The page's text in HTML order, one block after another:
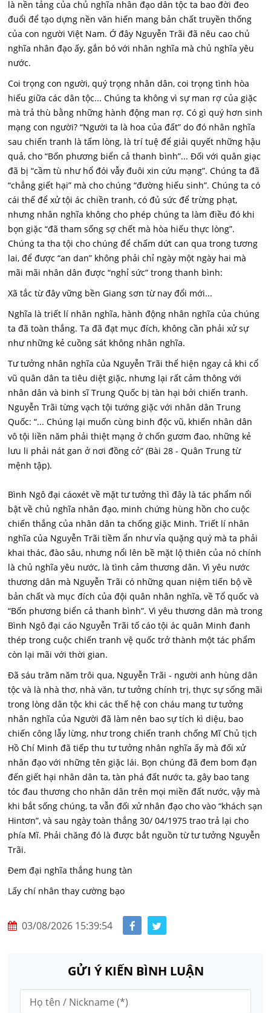
là nền tảng của chủ nghĩa nhân đạo dân tộc ta bao đời đeo
đuổi để tạo dựng nền văn hiến mang bản chất truyền thống
của con người Việt Nam. Ớ đây Nguyễn Trãi đã nêu cao chủ
nghĩa nhân đạo ấy, gắn bó với nhân nghĩa mà chủ nghĩa yêu
nước.
Coi trọng con người, quý trọng nhân dân, coi trọng tình hòa
hiếu giữa các dân tộc... Chúng ta không vì sự man rợ của giặc
mà trả thù bằng những hành động man rợ. Có gì quý hơn sinh
mạng con người? “Người ta là hoa của đất” do đó nhân nghĩa
sau chiến tranh là tấm lòng, là trí tuệ để giải quyết những hậu
quả, cho “Bốn phương biển cả thanh bình”... Đối với quân giạc
đã bị “cầm tù như hổ đói vẫy đuôi xin cứu mạng”. Chúng ta đã
“chẳng giết hại” mà cho chúng “đường hiếu sinh”. Chúng ta có
cái thế để xử tội ác chiền tranh, có đủ sức để trừng phạt,
nhưng nhân nghĩa không cho phép chúng ta làm điều đó khi
bọn giặc “đã tham sống sợ chết mà hòa hiếu thực lòng”.
Chúng ta tha tội cho chúng để chấm dứt can qua trong tương
lai, để được “an dan” không phải chỉ ngày một ngày hai mà
mãi mãi nhân dân được “nghỉ sức” trong thanh bình:
Xã tắc từ đây vững bền Giang sơn từ nay đổi mới...
Nghĩa là triết lí nhân nghĩa, hành động nhân nghĩa của chúng
ta đã toàn thắng. Ta đã đạt mục đích, không cần phải xử sự
như những kẻ cuồng sát không nhân nghĩa.
Tư tưởng nhân nghĩa của Nguyễn Trãi thể hiện ngay cả khi cổ
vũ quân dân ta tiêu diệt giặc, nhưng lại rất cảm thông với
nhân dân và binh sĩ Trung Quốc bị tàn hại bởi chiến tranh.
Nguyễn Trãi từng vạch tội tướng giặc với nhân dân Trung
Quốc: “... Chúng lại muốn cùng binh độc vũ, khiến nhân dân
vô tội liền năm phải thiệt mạng ở chốn gươm đao, những kẻ
lưu li phải nát gan ở nơi đồng cỏ” (Bài 28 - Quân Trung từ
mệnh tập).
Bình Ngô đại cáoxét về mặt tư tưởng thì đây là tác phẩm nổi
bật về chủ nghĩa nhân đạo, minh chứng hùng hồn cho cuộc
chiến thắng của nhân dân ta chống giặc Minh. Triết lí nhân
nghĩa của Nguyễn Trãi tiềm ẩn như vỉa quặng quý mà ta phải
khai thác, đào sâu, nhưng nổi lên bề mặt lộ thiên của nó chính
là chủ nghĩa yêu nước, là tình cảm thương dân. Vì yêu nước
thương dân mà Nguyễn Trãi có những quan niệm tiến bộ về
bản chất và mục đích của đội quân nhân nghĩa, về Tổ quốc và
“Bốn phương biển cả thanh bình”. Vì yêu thương dân mà trong
Bình Ngô đại cáo Nguyễn Trãi tố cáo tội ác quân Minh đanh
thép trong cuộc chiến tranh vệ quốc trở thành một tác phẩm
còn lại mãi với thời gian.
Đã sáu trăm năm trôi qua, Nguyễn Trãi - người anh hùng dân
tộc và là nhà thơ, nhà văn, tư tưởng chính trị, thực sự sống mãi
trong lòng dân tộc khi các thế hệ con cháu mang tư tưởng
nhân nghĩa của Người đã làm nên bao sự tích kì diệu, bao
chiến công lẫy lừng, như trong chiến tranh chống Mĩ Chủ tịch
Hồ Chí Minh đã tiếp thu tư tưởng nhân nghĩa ấy mà đối xử
nhân đạo với những tên giặc lái. Bọn chúng đã đem bom đạn
đến giết hại nhân dân ta, tàn phá đất nước ta, gây bao tang
tóc đau thương cho nhân dân trên mọi miền đất nước, vậy mà
khi bắt sống chúng, ta vẫn đối xử nhân đạo cho vào “khách sạn
Hintơn”, và sau ngày toàn thắng 30/ 04/1975 trao trả lại cho
phía Mĩ. Phải chăng đó là được bắt nguồn từ tư tưởng Nguyễn
Trãi.
Đem đại nghĩa thắng hung tàn
Lấy chí nhân thay cường bạo
03/08/2026 15:39:54
GỬI Ý KIẾN BÌNH LUẬN